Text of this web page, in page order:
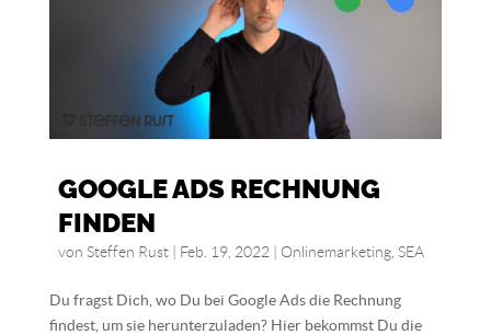
GOOGLE ADS RECHNUNG
FINDEN
von Steffen Rust| Feb. 19, 2022 Onlinemarketing, SEA
Du fragst Dich, wo Du bei Google Ads die Rechnung
findest, um sie herunterzuladen? Hier bekommst Du die